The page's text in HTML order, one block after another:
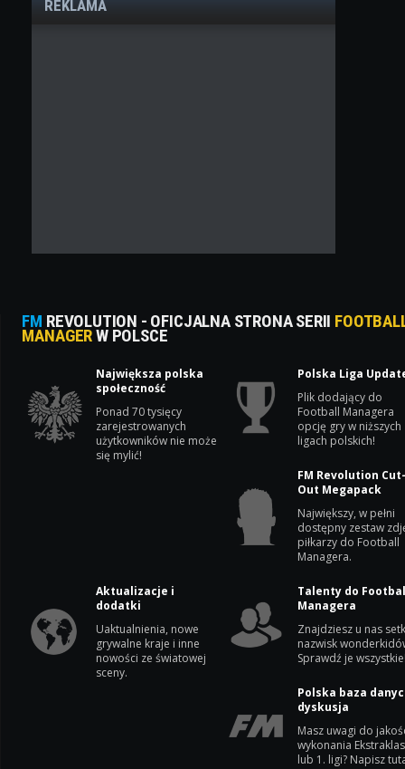
REKLAMA
FM REVOLUTION - OFICJALNA STRONA SERII
MANAGERW POLSCE
Największa polska
społeczność
Ponad 70 tysięcy
zarejestrowanych
użytkowników nie może
się mylić!
Polska Liga
Plik dodający do
Football Managera
opcję gry w niższych
ligach polskich!
FM Revolution
Out Megapack
Największy, w pełni
dostępny zestaw
piłkarzy do Football
Managera.
Aktualizacje i
dodatki
Uaktualnienia, nowe
grywalne kraje i inne
nowości ze światowej
sceny.
Talenty do
Managera
Znajdziesz u nas
nazwisk
Sprawdź je
Polska baza
dyskusja
Masz uwagi do
wykonania
lub 1. ligi? Napisz